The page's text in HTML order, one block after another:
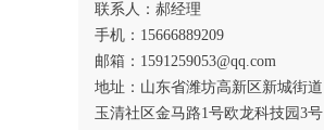
联系人：郝经理
手机：15666889209
邮箱：1591259053@qq.com
地址：山东省潍坊高新区新城街道
玉清社区金马路1号欧龙科技园3号